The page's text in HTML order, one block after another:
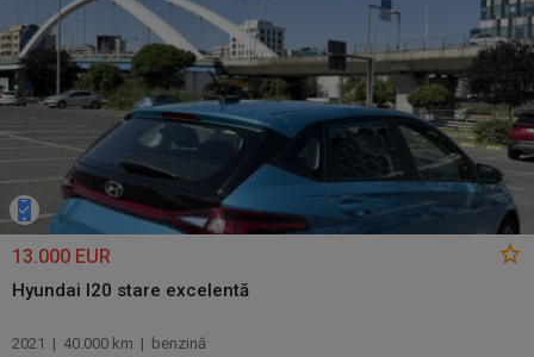
13.000 EUR
Hyundai I20 stare excelentă
2021 | 40.000 km | benzină